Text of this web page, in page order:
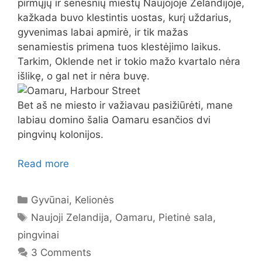
pirmųjų ir senesnių miestų Naujojoje Zelandijoje,
kažkada buvo klestintis uostas, kurį uždarius,
gyvenimas labai apmirė, ir tik mažas
senamiestis primena tuos klestėjimo laikus.
Tarkim, Oklende net ir tokio mažo kvartalo nėra
išlikę, o gal net ir nėra buvę.
Bet aš ne miesto ir važiavau pasižiūrėti, mane
labiau domino šalia Oamaru esančios dvi
pingvinų kolonijos.
Read more
Categories
Gyvūnai, Kelionės
Tags
Naujoji Zelandija, Oamaru, Pietinė sala,
pingvinai
3 Comments